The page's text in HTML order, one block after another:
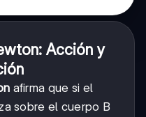
Acción y
afirma que si el
sobre el cuerpo B